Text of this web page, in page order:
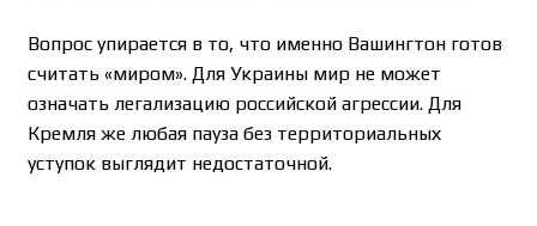
Вопрос упирается в то, что именно Вашингтон готов
считать «миром». Для Украины мир не может
означать легализацию российской агрессии. Для
Кремля же любая пауза без территориальных
уступок выглядит недостаточной.